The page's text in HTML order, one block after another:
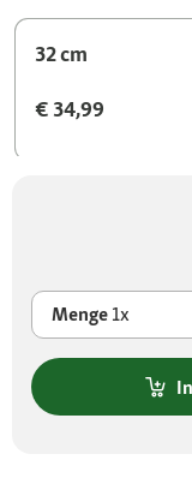
32 cm
€ 34,99
Menge1x